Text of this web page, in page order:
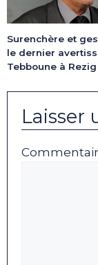
Surenchère et
le dernier
Tebboune à Rezig
Laisser